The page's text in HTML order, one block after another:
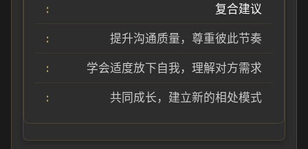
复合建议
提升沟通质量，尊重彼此节奏
学会适度放下自我，理解对方需求
共同成长，建立新的相处模式